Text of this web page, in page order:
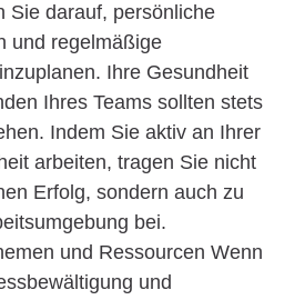
Sie darauf, persönliche
und regelmäßige
Ihre Gesundheit
Ihres Teams sollten stets
Indem Sie aktiv an Ihrer
arbeiten, tragen Sie nicht
Erfolg, sondern auch zu
bei.
und Ressourcen Wenn
und